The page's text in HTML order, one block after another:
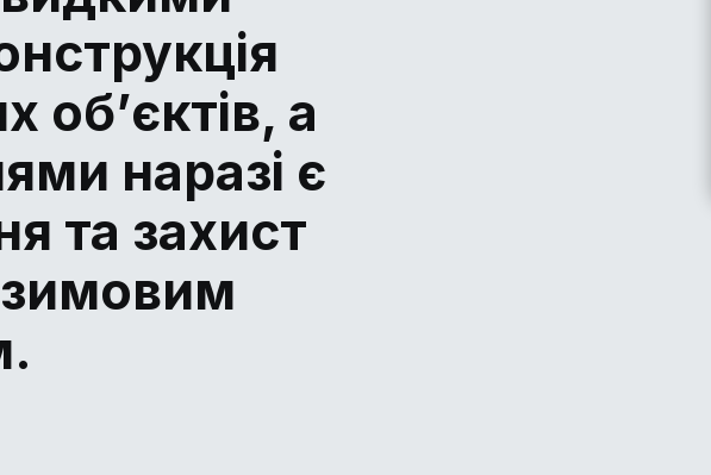
об’єктів, а
наразі є
та захист
зимовим